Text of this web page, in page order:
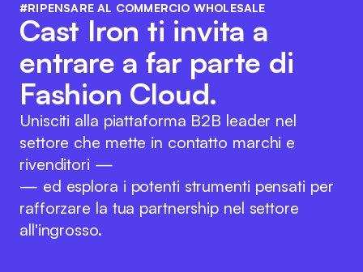
#RIPENSARE AL COMMERCIO WHOLESALE
Cast Iron ti invita a
entrare a far parte di
Fashion Cloud.
Unisciti alla piattaforma B2B leader nel
settore che mette in contatto marchi e
rivenditori —
— ed esplora i potenti strumenti pensati per
rafforzare la tua partnership nel settore
all'ingrosso.